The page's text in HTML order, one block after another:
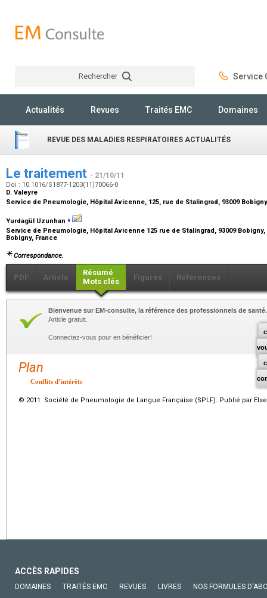
Rechercher Service
Actualités Revues Traités EMC Domaines
REVUE DES MALADIES RESPIRATOIRES ACTUALITÉS
Le traitement - 21/10/11
Doi : 10.1016/S1877-1203(11)70066-0
D. Valeyre
Service de Pneumologie, Hôpital Avicenne, 125, rue de Stalingrad, 93009
Yurdagül Uzunhan ⁎
Service de Pneumologie, Hôpital Avicenne 125 rue de Stalingrad, 93009 Bobigny,
Bobigny, France
Correspondance.
PDF Article
Résumé
Mots clés
Figures Références
Bienvenue sur EM-consulte, la référence des professionnels de santé.
Article gratuit.
Connectez-vous pour en bénéficier!
Plan
Conflits d’intérêts
© 2011 Société de Pneumologie de Langue Française (SPLF). Publié par
ACCÈS RAPIDES
DOMAINES TRAITÉS EMC REVUES LIVRES NOS FORMULES